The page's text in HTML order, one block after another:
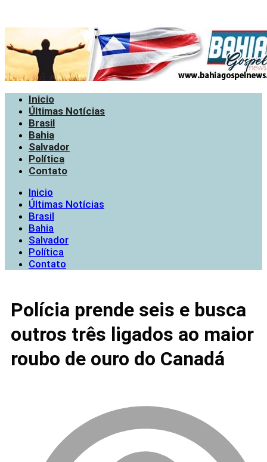
Inicio
Últimas Notícias
Brasil
Bahia
Salvador
Política
Contato
Inicio
Últimas Notícias
Brasil
Bahia
Salvador
Política
Contato
Polícia prende seis e busca
outros três ligados ao maior
roubo de ouro do Canadá